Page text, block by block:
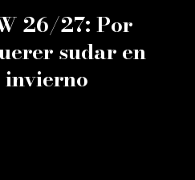
26/27: Por
sudar en